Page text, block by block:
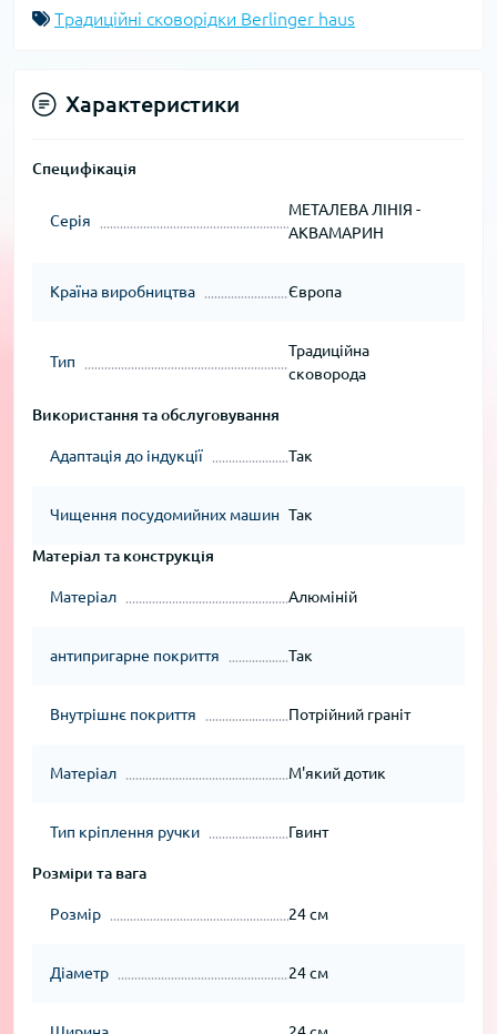
Традиційні сковорідки Berlinger haus
Характеристики
Специфікація
Серія
МЕТАЛЕВА ЛІНІЯ -
АКВАМАРИН
Країна виробництва Європа
Тип
Традиційна
сковорода
Використання та обслуговування
Адаптація до індукції Так
Чищення посудомийних машин Так
Матеріал та конструкція
Матеріал Алюміній
антипригарне покриття Так
Внутрішнє покриття Потрійний граніт
Матеріал М'який дотик
Тип кріплення ручки Гвинт
Розміри та вага
Розмір 24 см
Діаметр 24 см